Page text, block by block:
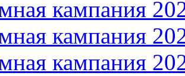
кампания
кампания
кампания